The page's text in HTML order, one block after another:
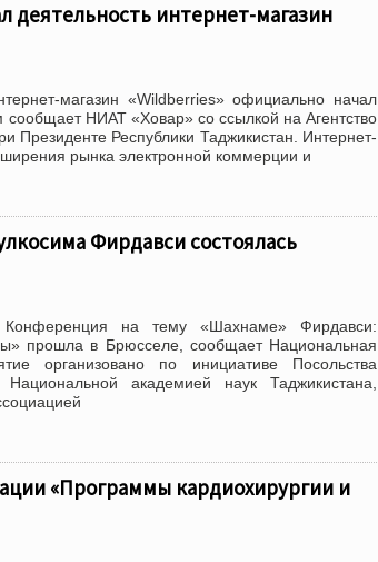
деятельность интернет-магазин
магазин «Wildberries» официально начал
сообщает НИАТ «Ховар» со ссылкой на Агентство
Республики Таджикистан. Интернет-
рынка электронной коммерции и
Фирдавси состоялась
на тему «Шахнаме» Фирдавси:
прошла в Брюсселе, сообщает Национальная
организовано по инициативе Посольства
академией наук Таджикистана,
«Программы кардиохирургии и